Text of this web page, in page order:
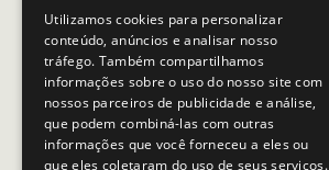
Horário de contacto:
Dias úteis das 10h as 19h
SEGUE-NOS
Utilizamos cookies para personalizar
conteúdo, anúncios e analisar nosso
tráfego. Também compartilhamos
informações sobre o uso do nosso site com
nossos parceiros de publicidade e análise,
que podem combiná-las com outras
informações que você forneceu a eles ou
que eles coletaram do uso de seus serviços.